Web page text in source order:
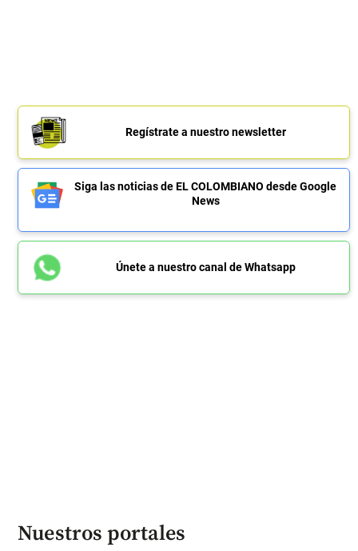
Regístrate a nuestro newsletter
Siga las noticias de EL COLOMBIANO desde Google
News
Únete a nuestro canal de Whatsapp
Nuestros portales